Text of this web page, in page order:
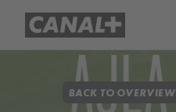
BACK TO OVERVIEW